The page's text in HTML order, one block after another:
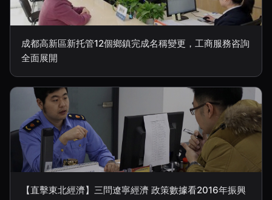
成都高新區新托管12個鄉鎮完成名稱變更，工商服務咨詢
全面展開
【直擊東北經濟】三問遼寧經濟 政策數據看2016年振興